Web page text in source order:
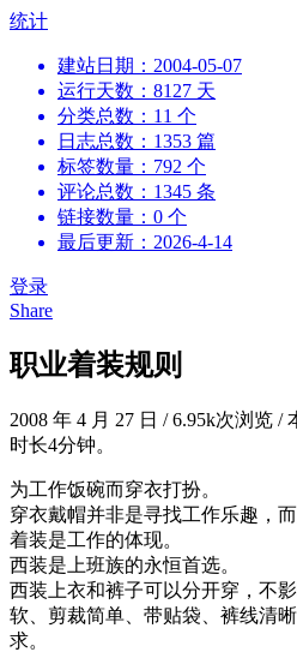
跳
统计
建站日期：2004-05-07
运行天数：8127 天
分类总数：11 个
日志总数：1353 篇
标签数量：792 个
评论总数：1345 条
链接数量：0 个
最后更新：2026-4-14
登录
Share
职业着装规则
2008 年 4 月 27 日 /6.95k次浏览 /
时长4分钟。
为工作饭碗而穿衣打扮。
穿衣戴帽并非是寻找工作乐趣，而
着装是工作的体现。
西装是上班族的永恒首选。
西装上衣和裤子可以分开穿，不
软、剪裁简单、带贴袋、裤线清
求。